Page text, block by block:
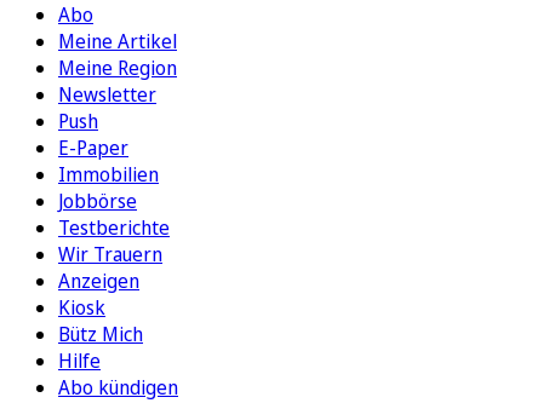
Abo
Meine Artikel
Meine Region
Newsletter
Push
E-Paper
Immobilien
Jobbörse
Testberichte
Wir Trauern
Anzeigen
Kiosk
Bütz Mich
Hilfe
Abo kündigen